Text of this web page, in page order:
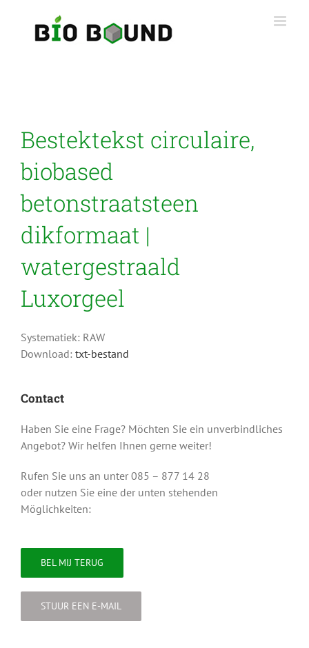
Bestektekst circulaire,
biobased
betonstraatsteen
dikformaat |
watergestraald
Luxorgeel
Systematiek: RAW
Download: txt-bestand
Contact
Haben Sie eine Frage? Möchten Sie ein unverbindliches
Angebot? Wir helfen Ihnen gerne weiter!
Rufen Sie uns an unter 085 – 877 14 28
oder nutzen Sie eine der unten stehenden
Möglichkeiten:
BEL MIJ TERUG
STUUR EEN E-MAIL